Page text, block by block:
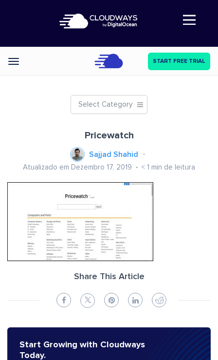
Abre a navegação
Categories START FREE TRIAL
Select Category
Pricewatch
Sajjad Shahid
Atualizado em Dezembro 17, 2019 < 1 min de leitura
Share This Article
Start Growing with Cloudways
Today.